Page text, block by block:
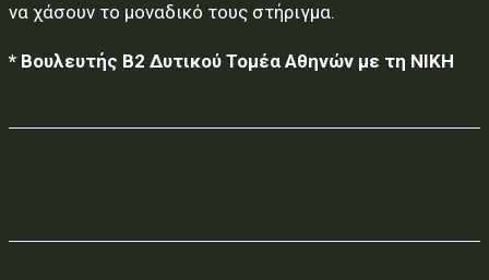
να χάσουν το µοναδικό τους στήριγµα.
* Βουλευτής Β2 Δυτικού Τοµέα Αθηνών µε τη ΝΙΚΗ